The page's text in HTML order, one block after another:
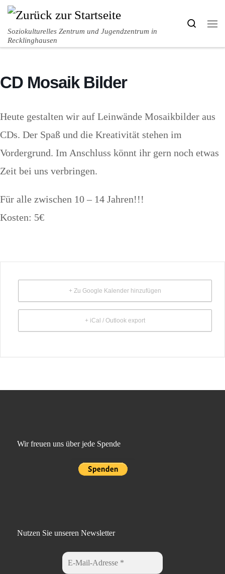
Zum Inhalt springen
Soziokulturelles Zentrum und Jugendzentrum in
Recklinghausen
Search
CD Mosaik Bilder
Heute gestalten wir auf Leinwände Mosaikbilder aus
CDs. Der Spaß und die Kreativität stehen im
Vordergrund. Im Anschluss könnt ihr gern noch etwas
Zeit bei uns verbringen.
Für alle zwischen 10 – 14 Jahren!!!
Kosten: 5€
+ Zu Google Kalender hinzufügen
+ iCal / Outlook export
Wir freuen uns über jede Spende
Nutzen Sie unseren Newsletter